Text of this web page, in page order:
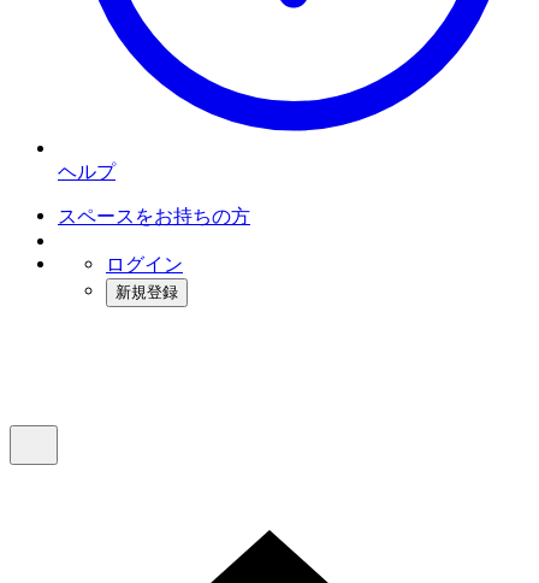
ヘルプ
スペースをお持ちの方
ログイン
新規登録